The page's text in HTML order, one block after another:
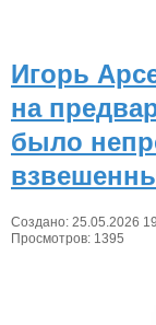
Игорь
на
было
Создано: 25.05.2026
Просмотров: 1395